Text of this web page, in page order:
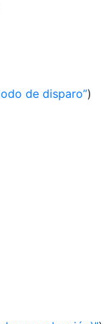
de disparo )